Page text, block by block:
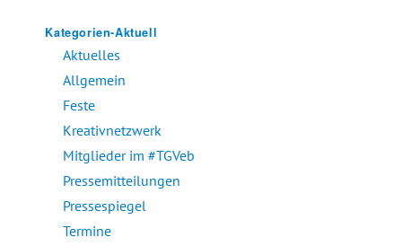
Kategorien-Aktuell
Aktuelles
Allgemein
Feste
Kreativnetzwerk
Mitglieder im #TGVeb
Pressemitteilungen
Pressespiegel
Termine